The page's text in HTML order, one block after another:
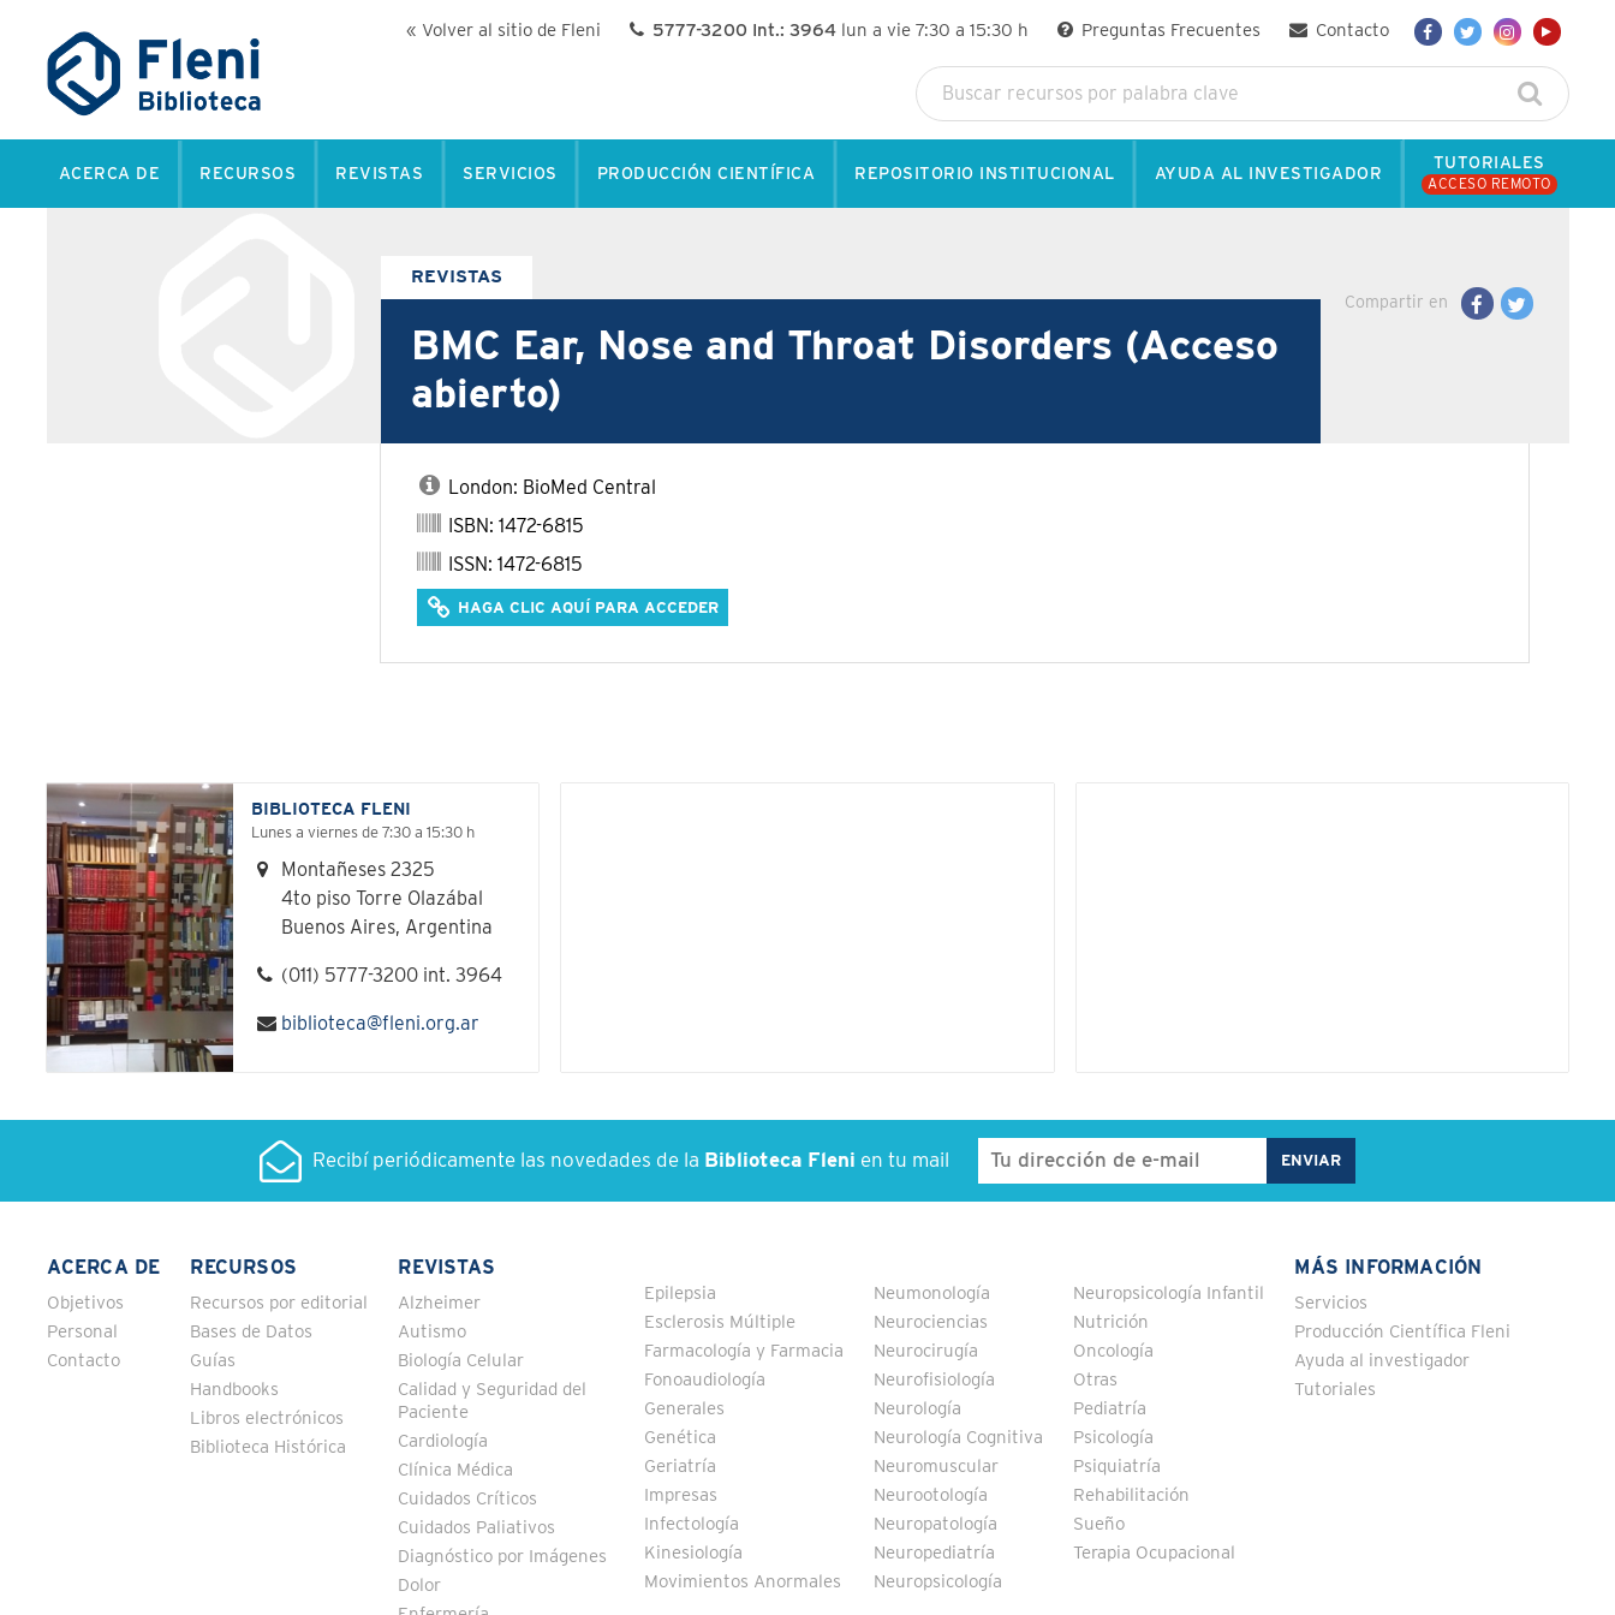
« Volver al sitio de Fleni 5777-3200 Int.: 3964lun a vie 7:30 a 15:30 h Preguntas Frecuentes Contacto
ACERCA DE RECURSOS REVISTAS SERVICIOS PRODUCCIÓN CIENTÍFICA REPOSITORIO INSTITUCIONAL AYUDA AL INVESTIGADOR
TUTORIALES
ACCESO REMOTO
Compartir en
REVISTAS
BMC Ear, Nose and Throat Disorders (Acceso
abierto)
London: BioMed Central
ISBN: 1472-6815
ISSN: 1472-6815
HAGA CLIC AQUÍ PARA ACCEDER
BIBLIOTECA FLENI
Lunes a viernes de 7:30 a 15:30 h
Montañeses 2325
4to piso Torre Olazábal
Buenos Aires, Argentina
(011) 5777-3200 int. 3964
biblioteca@fleni.org.ar
Recibí periódicamente las novedades de la Biblioteca Fleni en tu mail
ACERCA DE
Objetivos
Personal
Contacto
RECURSOS
Recursos por editorial
Bases de Datos
Guías
Handbooks
Libros electrónicos
Biblioteca Histórica
REVISTAS
Alzheimer
Autismo
Biología Celular
Calidad y Seguridad del
Paciente
Cardiología
Clínica Médica
Cuidados Críticos
Cuidados Paliativos
Diagnóstico por Imágenes
Dolor
Epilepsia
Esclerosis Múltiple
Farmacología y Farmacia
Fonoaudiología
Generales
Genética
Geriatría
Impresas
Infectología
Kinesiología
Movimientos Anormales
Neumonología
Neurociencias
Neurocirugía
Neurofisiología
Neurología
Neurología Cognitiva
Neuromuscular
Neurootología
Neuropatología
Neuropediatría
Neuropsicología
Neuropsicología Infantil
Nutrición
Oncología
Otras
Pediatría
Psicología
Psiquiatría
Rehabilitación
Sueño
Terapia Ocupacional
MÁS INFORMACIÓN
Servicios
Producción Científica Fleni
Ayuda al investigador
Tutoriales